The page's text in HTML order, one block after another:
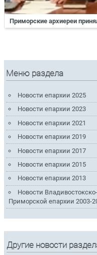
Приморские архиереи
Меню раздела
Новости епархии 2025
Новости епархии 2023
Новости епархии 2021
Новости епархии 2019
Новости епархии 2017
Новости епархии 2015
Новости епархии 2013
Новости Владивостокско-
Приморской епархии 2003-
Другие новости